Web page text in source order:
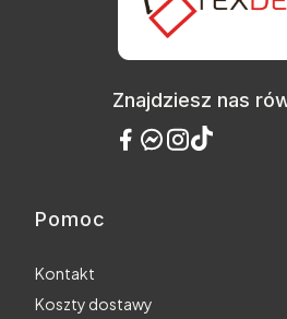
Znajdziesz nas
Linki w stopce
Pomoc
Kontakt
Koszty dostawy